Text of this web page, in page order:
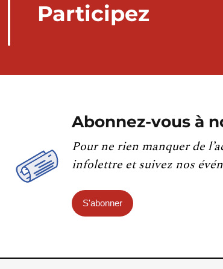
Participez
Abonnez-vous à
Pour ne rien manquer de
infolettre et suivez nos
S'abonner